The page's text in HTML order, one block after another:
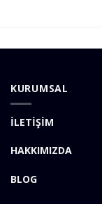
KURUMSAL
İLETİŞİM
HAKKIMIZDA
BLOG